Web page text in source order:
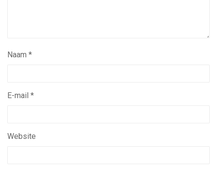
Naam *
E-mail *
Website